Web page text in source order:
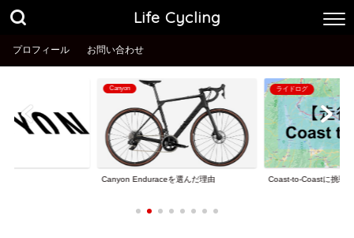
Life Cycling
プロフィール お問い合わせ
Canyon
Canyon Enduraceを選んだ理由
ライドログ
Coast-to-Coastに挑戦！